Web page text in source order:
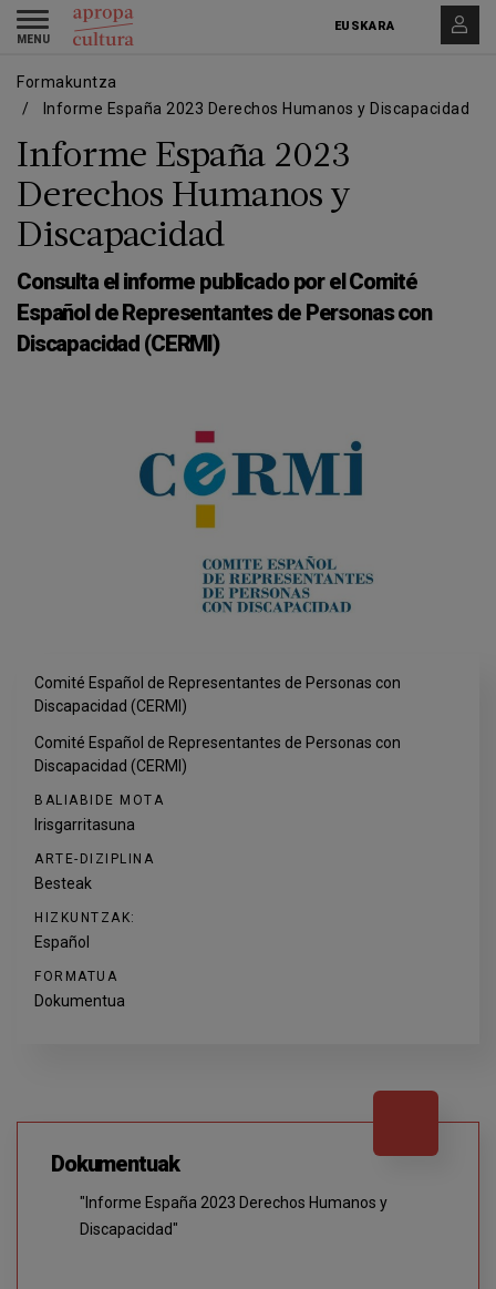
Skip
main
Skip
main
EUSKARA
Toggle
navigation
Formakuntza
Informe España 2023 Derechos Humanos y Discapacidad
Informe España 2023
Derechos Humanos y
Discapacidad
Consulta el informe publicado por el Comité
Español de Representantes de Personas con
Discapacidad (CERMI)
Comité Español de Representantes de Personas con
Discapacidad (CERMI)
Comité Español de Representantes de Personas con
Discapacidad (CERMI)
BALIABIDE MOTA
Irisgarritasuna
ARTE-DIZIPLINA
Besteak
HIZKUNTZAK:
Español
FORMATUA
Dokumentua
Dokumentuak
"Informe España 2023 Derechos Humanos y
Discapacidad"